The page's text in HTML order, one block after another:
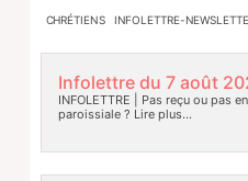
CHRÉTIENS INFOLETTRE-
Infolettre du 7 août
INFOLETTRE | Pas reçu ou pas
paroissiale ? Lire plus…